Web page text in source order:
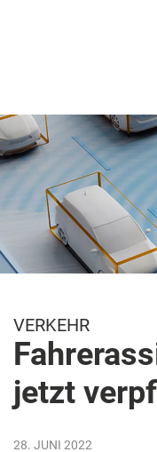
VERKEHR
jetzt
28. JUNI 2022